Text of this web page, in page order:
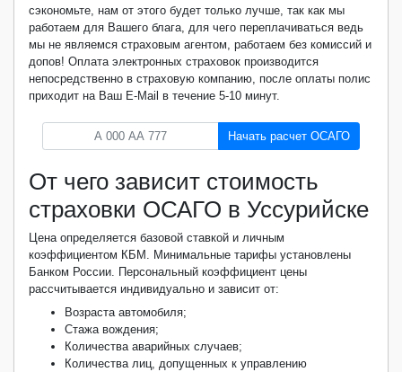
сэкономьте, нам от этого будет только лучше, так как мы
работаем для Вашего блага, для чего переплачиваться ведь
мы не являемся страховым агентом, работаем без комиссий и
допов! Оплата электронных страховок производится
непосредственно в страховую компанию, после оплаты полис
приходит на Ваш E-Mail в течение 5-10 минут.
Начать расчет ОСАГО
От чего зависит стоимость
страховки ОСАГО в Уссурийске
Цена определяется базовой ставкой и личным
коэффициентом КБМ. Минимальные тарифы установлены
Банком России. Персональный коэффициент цены
рассчитывается индивидуально и зависит от:
Возраста автомобиля;
Стажа вождения;
Количества аварийных случаев;
Количества лиц, допущенных к управлению